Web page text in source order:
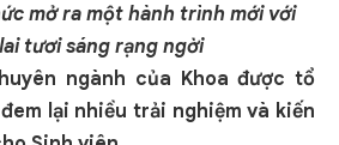
mở ra một hành trình mới với
tươi sáng rạng ngời
ngành của Khoa được tổ
lại nhiều trải nghiệm và kiến